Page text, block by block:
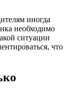
иногда
необходимо
ситуации
что